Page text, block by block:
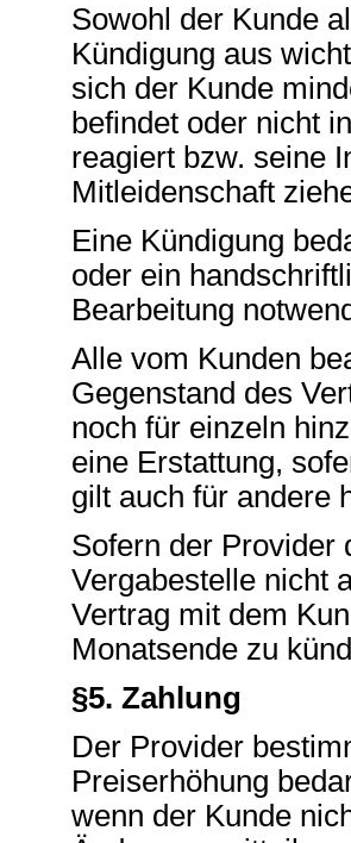
Sowohl der Kunde
Kündigung aus
sich der Kunde
befindet oder nicht
reagiert bzw. seine
Mitleidenschaft
Eine Kündigung
oder ein
Bearbeitung
Alle vom Kunden
Gegenstand des
noch für einzeln
eine Erstattung,
gilt auch für andere
Sofern der Provider
Vergabestelle nicht
Vertrag mit dem
Monatsende zu
§5. Zahlung
Der Provider
Preiserhöhung
wenn der Kunde